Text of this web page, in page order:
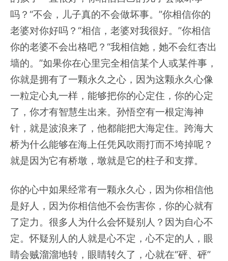
吗？“不会，儿子真的不会做坏事。”你相信你的
老婆对你好吗？“相信，老婆对我很好。”你相信
你的老婆不会出格吧？“我相信她，她不会红杏出
墙的。”如果你在心里完全相信某个人或某件事，
你就是拥有了一颗永久之心，因为这颗永久心像
一粒定心丸一样，能够把你的心定住，你的心定
了，你才有智慧生出来。孙悟空有一根定海神
针，就是波浪来了，他都能把大海定住。跨海大
桥为什么能够在海上任凭风吹雨打而不垮掉呢？
就是因为它有桥墩，墩就是它的柱子和支撑。
你的心中如果经常有一颗永久心，因为你相信他
是好人，因为你相信他不会伤害你，你的心就有
了定力。很多人为什么会怀疑别人？因为自心不
定。怀疑别人的人就是心不定，心不定的人，眼
睛会贼溜溜地转，眼睛转久了，心就在“砰、砰”